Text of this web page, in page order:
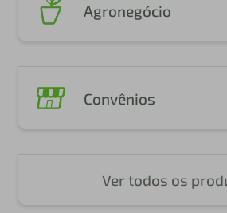
Agronegócio
Convênios
Ver todos os